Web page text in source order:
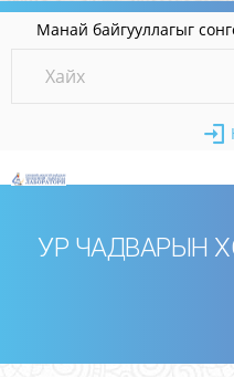
байгууллагыг
УР ЧАДВАРЫН